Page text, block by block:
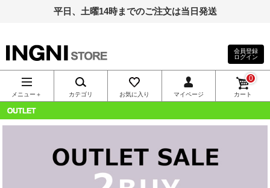
平日、土曜14時までのご注文は当日発送
INGNI（イン
グ）公式通
販｜INGNI
STORE
会員登録
ログイン
メニュー＋ カテゴリ お気に入り マイページ カート
0
OUTLET